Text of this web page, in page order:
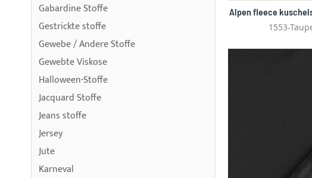
Alpen fleece
1553-
Gabardine Stoffe
Gestrickte stoffe
Gewebe / Andere Stoffe
Gewebte Viskose
Halloween-Stoffe
Jacquard Stoffe
Jeans stoffe
Jersey
Jute
Karneval